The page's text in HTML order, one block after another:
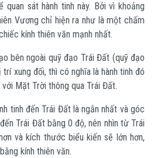
sát hành tinh này. Bởi vì khoảng
Vương chỉ hiện ra như là một chấm
kính thiên văn mạnh nhất.
bên ngoài quỹ đạo Trái Đất (quỹ đạo
xung đối, thì có nghĩa là hành tinh đó
Mặt Trời thông qua Trái Đất.
tinh đến Trái Đất là ngắn nhất và góc
Trái Đất bằng 0 độ, nên nhìn từ Trái
và kích thước biểu kiến sẽ lớn hơn,
kính thiên văn.